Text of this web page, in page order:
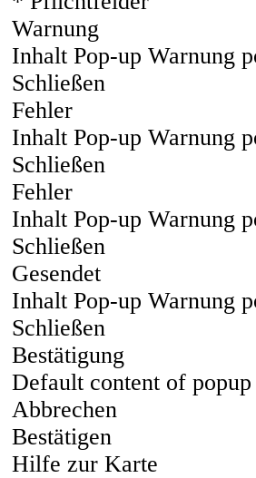
Warnung
Inhalt Pop-up Warnung
Schließen
Fehler
Inhalt Pop-up Warnung
Schließen
Fehler
Inhalt Pop-up Warnung
Schließen
Gesendet
Inhalt Pop-up Warnung
Schließen
Bestätigung
Default content of
Abbrechen
Bestätigen
Hilfe zur Karte